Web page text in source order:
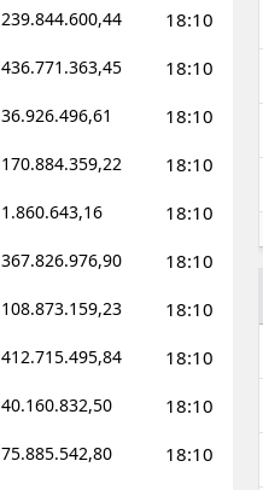
239.844.600,44 18:10
436.771.363,45 18:10
36.926.496,61 18:10
170.884.359,22 18:10
1.860.643,16 18:10
367.826.976,90 18:10
108.873.159,23 18:10
412.715.495,84 18:10
40.160.832,50 18:10
75.885.542,80 18:10